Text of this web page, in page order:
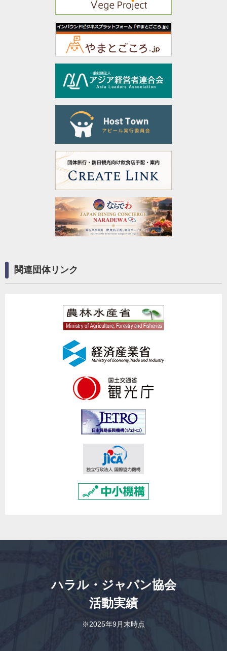
関連団体リンク
ハラル・ジャパン協会
活動実績
※2025年9月末時点